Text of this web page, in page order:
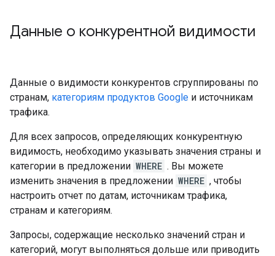
Данные о конкурентной видимости
Данные о видимости конкурентов сгруппированы по
странам, категориям продуктов Google и источникам
трафика.
Для всех запросов, определяющих конкурентную
видимость, необходимо указывать значения страны и
категории в предложении WHERE . Вы можете
изменить значения в предложении WHERE , чтобы
настроить отчет по датам, источникам трафика,
странам и категориям.
Запросы, содержащие несколько значений стран и
категорий, могут выполняться дольше или приводить